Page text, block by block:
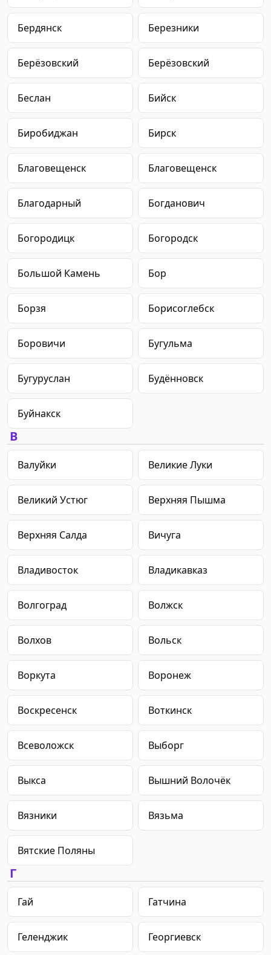
Бердянск Березники
Берёзовский Берёзовский
Беслан Бийск
Биробиджан Бирск
Благовещенск Благовещенск
Благодарный Богданович
Богородицк Богородск
Большой Камень Бор
Борзя Борисоглебск
Боровичи Бугульма
Бугуруслан Будённовск
Буйнакск
В
Валуйки Великие Луки
Великий Устюг Верхняя Пышма
Верхняя Салда Вичуга
Владивосток Владикавказ
Волгоград Волжск
Волхов Вольск
Воркута Воронеж
Воскресенск Воткинск
Всеволожск Выборг
Выкса Вышний Волочёк
Вязники Вязьма
Вятские Поляны
Г
Гай Гатчина
Геленджик Георгиевск